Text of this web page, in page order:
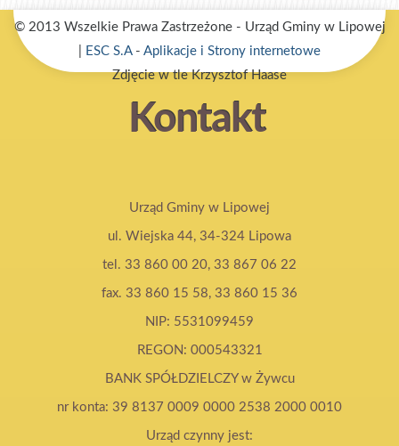
© 2013 Wszelkie Prawa Zastrzeżone - Urząd Gminy w Lipowej
ESC S.A- Aplikacje i Strony internetowe
Zdjęcie w tle Krzysztof Haase
Kontakt
Urząd Gminy w Lipowej
ul. Wiejska 44, 34-324 Lipowa
tel. 33 860 00 20, 33 867 06 22
fax. 33 860 15 58, 33 860 15 36
NIP: 5531099459
REGON: 000543321
BANK SPÓŁDZIELCZY w Żywcu
nr konta: 39 8137 0009 0000 2538 2000 0010
Urząd czynny jest: